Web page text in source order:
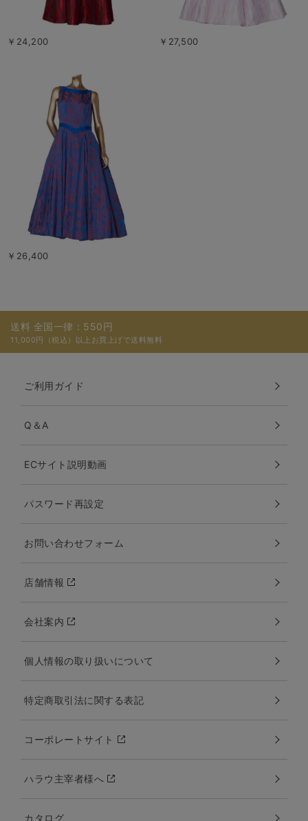
￥24,200 ￥27,500
￥26,400
送料 全国一律：550円
11,000円（税込）以上お買上げで送料無料
ご利用ガイド
Q＆A
ECサイト説明動画
パスワード再設定
お問い合わせフォーム
店舗情報
会社案内
個人情報の取り扱いについて
特定商取引法に関する表記
コーポレートサイト
ハラウ主宰者様へ
カタログ